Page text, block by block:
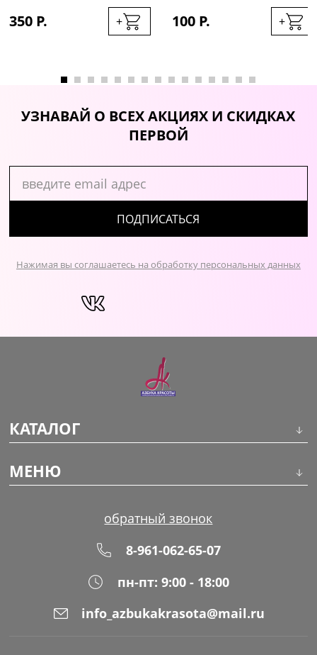
350 Р. + 100 Р. +
УЗНАВАЙ О ВСЕХ АКЦИЯХ И СКИДКАХ
ПЕРВОЙ
ПОДПИСАТЬСЯ
Нажимая вы соглашаетесь на обработку персональных данных
КАТАЛОГ
Макияж
МЕНЮ
Оплата
обратный звонок
8-961-062-65-07
пн-пт: 9:00 - 18:00
info_azbukakrasota@mail.ru